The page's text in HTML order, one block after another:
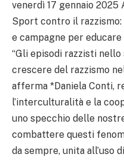
venerdì 17 gennaio 2025
Sport contro il razzismo:
e campagne per educare
“Gli episodi razzisti
crescere del razzismo
afferma *Daniela Conti,
l’interculturalità e la
uno specchio delle
combattere questi
da sempre, unita all’uso